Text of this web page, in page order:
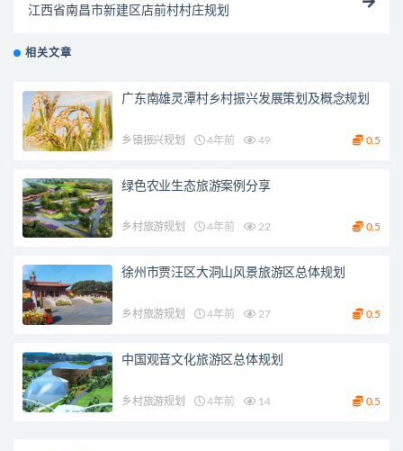
江西省南昌市新建区店前村村庄规划
相关文章
广东南雄灵潭村乡村振兴发展策划及概念规划
乡镇振兴规划 4年前 49 0.5
绿色农业生态旅游案例分享
乡村旅游规划 4年前 22 0.5
徐州市贾汪区大洞山风景旅游区总体规划
乡村旅游规划 4年前 27 0.5
中国观音文化旅游区总体规划
乡村旅游规划 4年前 14 0.5